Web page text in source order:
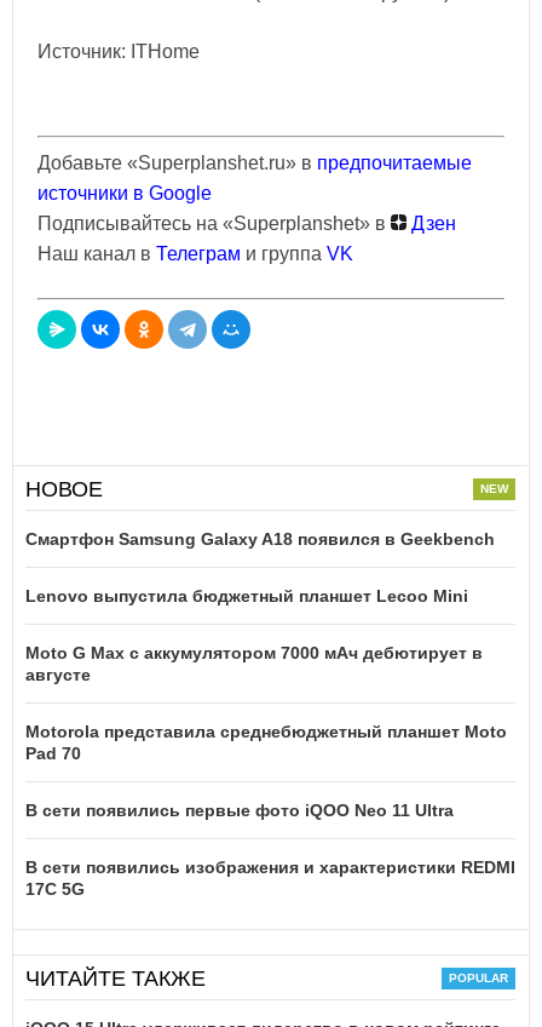
Источник: ITHome
Добавьте «Superplanshet.ru» в предпочитаемые
источники в Google
Подписывайтесь на «Superplanshet» в
Дзен
Наш канал в Телеграм и группа VK
НОВОЕ
Смартфон Samsung Galaxy A18 появился в Geekbench
Lenovo выпустила бюджетный планшет Lecoo Mini
Moto G Max с аккумулятором 7000 мАч дебютирует в
августе
Motorola представила среднебюджетный планшет Moto
Pad 70
В сети появились первые фото iQOO Neo 11 Ultra
В сети появились изображения и характеристики REDMI
17C 5G
ЧИТАЙТЕ ТАКЖЕ